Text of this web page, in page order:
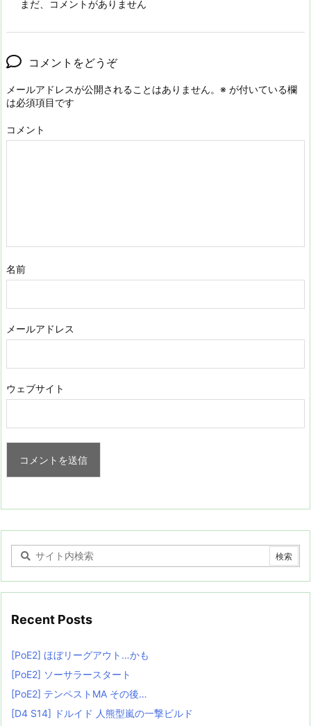
まだ、コメントがありません
コメントをどうぞ
メールアドレスが公開されることはありません。 ※ が付いている欄
は必須項目です
コメント
名前
メールアドレス
ウェブサイト
Recent Posts
[PoE2] ほぼリーグアウト…かも
[PoE2] ソーサラースタート
[PoE2] テンペストMA その後…
[D4 S14] ドルイド 人熊型嵐の一撃ビルド